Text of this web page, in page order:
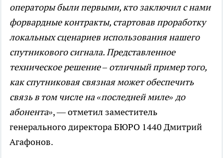
операторы были первыми, кто заключил с нами
форвардные контракты, стартовав проработку
локальных сценариев использования нашего
спутникового сигнала. Представленное
техническое решение – отличный пример того,
как спутниковая связная может обеспечить
связь в том числе на «последней миле» до
абонента», — отметил заместитель
генерального директора БЮРО 1440 Дмитрий
Агафонов.